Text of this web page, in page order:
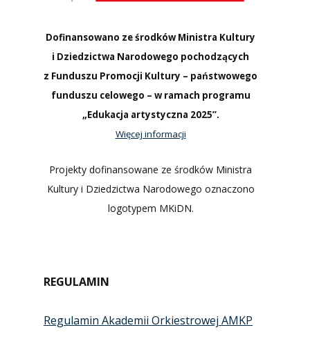
Dofinansowano ze środków Ministra Kultury
i Dziedzictwa Narodowego pochodzących
z Funduszu Promocji Kultury – państwowego
funduszu celowego – w ramach programu
„Edukacja artystyczna 2025”.
Więcej informacji
Projekty dofinansowane ze środków Ministra
Kultury i Dziedzictwa Narodowego oznaczono
logotypem MKiDN.
REGULAMIN
Regulamin Akademii Orkiestrowej AMKP